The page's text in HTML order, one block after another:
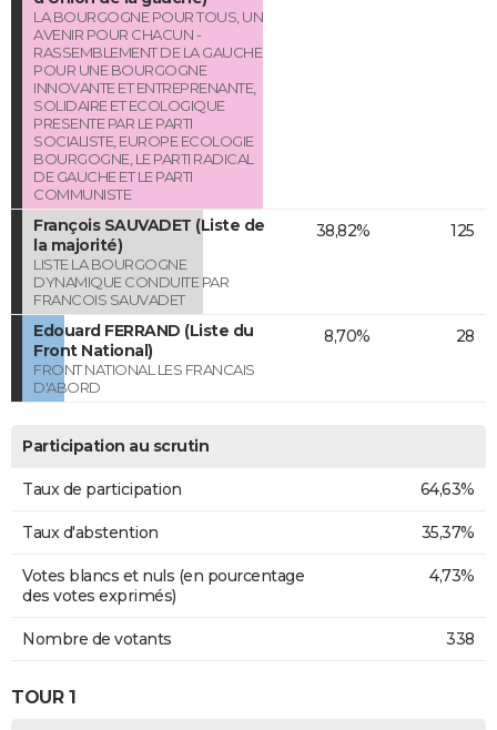
LA BOURGOGNE POUR TOUS, UN
AVENIR POUR CHACUN -
RASSEMBLEMENT DE LA GAUCHE
POUR UNE BOURGOGNE
INNOVANTE ET ENTREPRENANTE,
SOLIDAIRE ET ECOLOGIQUE
PRESENTE PAR LE PARTI
SOCIALISTE, EUROPE ECOLOGIE
BOURGOGNE, LE PARTI RADICAL
DE GAUCHE ET LE PARTI
COMMUNISTE
François SAUVADET (Liste de
la majorité)
LISTE LA BOURGOGNE
DYNAMIQUE CONDUITE PAR
FRANCOIS SAUVADET
38,82% 125
Edouard FERRAND (Liste du
Front National)
FRONT NATIONAL LES FRANCAIS
D'ABORD
8,70% 28
Participation au scrutin
Taux de participation 64,63%
Taux d'abstention 35,37%
Votes blancs et nuls (en pourcentage
des votes exprimés)
4,73%
Nombre de votants 338
TOUR 1